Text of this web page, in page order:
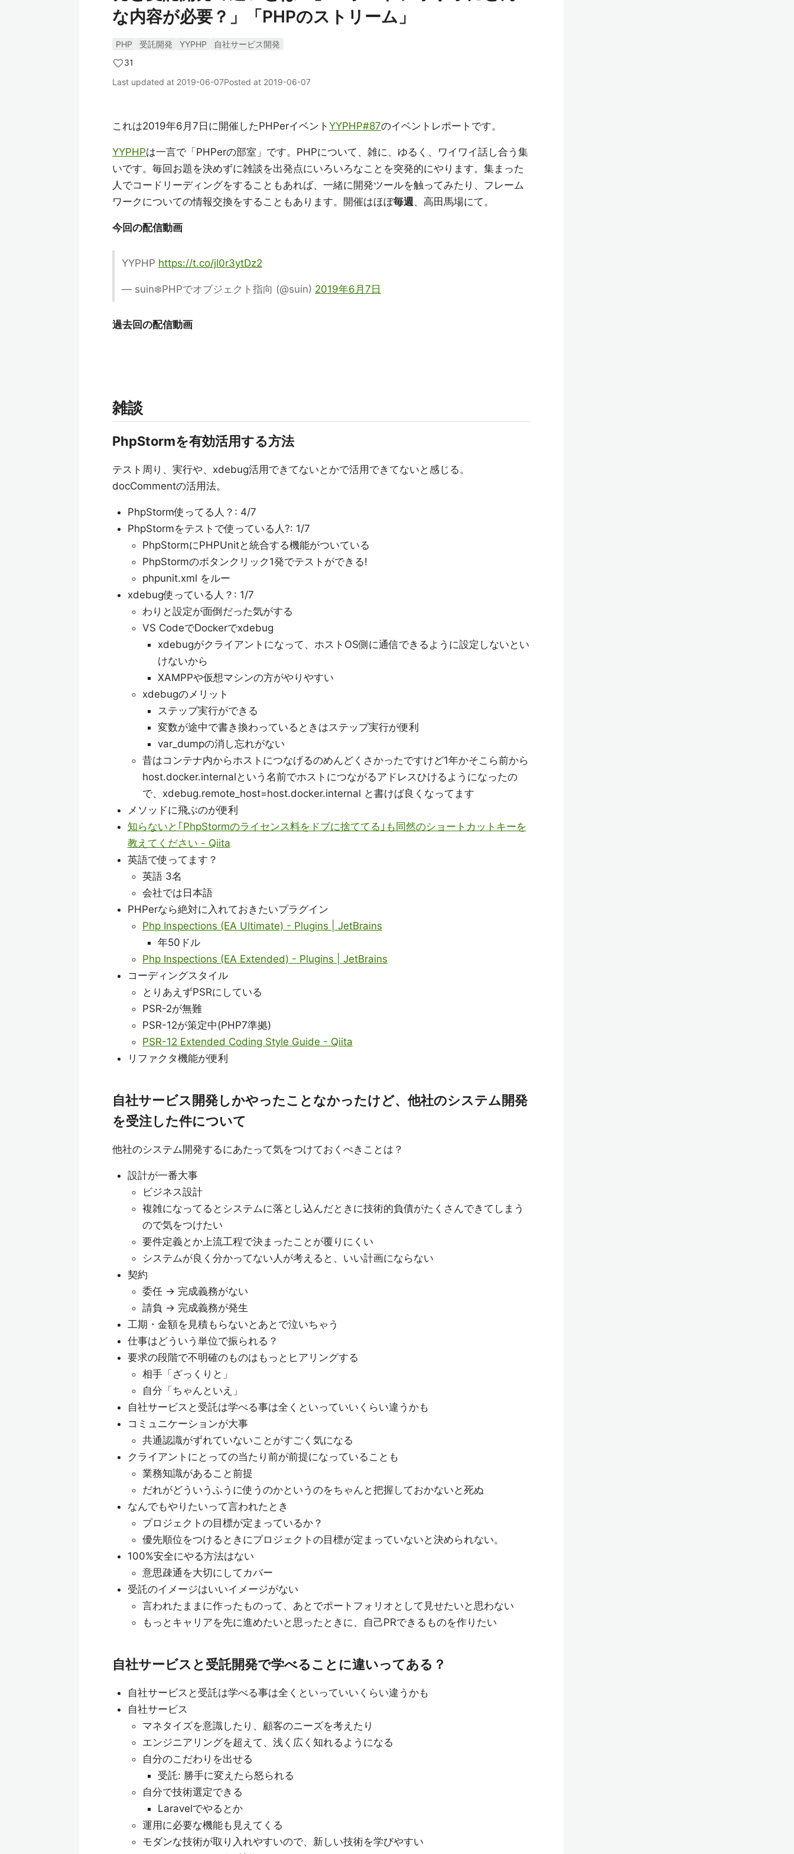
な内容が必要？」「PHPのストリーム」
PHP 受託開発 YYPHP
自社サービス開発
31
Last updated at 2019-06-07Posted at 2019-06-07
これは2019年6月7日に開催したPHPerイベント YYPHP#87のイベントレポートです。
YYPHPは一言で「PHPerの部室」です。PHPについて、雑に、ゆるく、ワイワイ話し合う集
いです。毎回お題を決めずに雑談を出発点にいろいろなことを突発的にやります。集まった
人でコードリーディングをすることもあれば、一緒に開発ツールを触ってみたり、フレーム
ワークについての情報交換をすることもあります。開催はほぼ毎週、高田馬場にて。
今回の配信動画
YYPHP https://t.co/jl0r3ytDz2
— suin❄️PHPでオブジェクト指向 (@suin) 2019年6月7日
過去回の配信動画
雑談
PhpStormを有効活用する方法
テスト周り、実行や、xdebug活用できてないとかで活用できてないと感じる。
docCommentの活用法。
PhpStorm使ってる人？: 4/7
PhpStormをテストで使っている人?: 1/7
PhpStormにPHPUnitと統合する機能がついている
PhpStormのボタンクリック1発でテストができる!
phpunit.xml をルー
xdebug使っている人？: 1/7
わりと設定が面倒だった気がする
VS CodeでDockerでxdebug
xdebugがクライアントになって、ホストOS側に通信できるように設定しないとい
けないから
XAMPPや仮想マシンの方がやりやすい
xdebugのメリット
ステップ実行ができる
変数が途中で書き換わっているときはステップ実行が便利
var_dumpの消し忘れがない
昔はコンテナ内からホストにつなげるのめんどくさかったですけど1年かそこら前から
host.docker.internalという名前でホストにつながるアドレスひけるようになったの
で、xdebug.remote_host=host.docker.internal と書けば良くなってます
メソッドに飛ぶのが便利
知らないと｢PhpStormのライセンス料をドブに捨ててる｣も同然のショートカットキーを
教えてください - Qiita
英語で使ってます？
英語 3名
会社では日本語
PHPerなら絶対に入れておきたいプラグイン
Php Inspections (EA Ultimate) - Plugins | JetBrains
年50ドル
Php Inspections (EA Extended) - Plugins | JetBrains
コーディングスタイル
とりあえずPSRにしている
PSR-2が無難
PSR-12が策定中(PHP7準拠)
PSR-12 Extended Coding Style Guide - Qiita
リファクタ機能が便利
自社サービス開発しかやったことなかったけど、他社のシステム開発
を受注した件について
他社のシステム開発するにあたって気をつけておくべきことは？
設計が一番大事
ビジネス設計
複雑になってるとシステムに落とし込んだときに技術的負債がたくさんできてしまう
ので気をつけたい
要件定義とか上流工程で決まったことが覆りにくい
システムが良く分かってない人が考えると、いい計画にならない
契約
委任 → 完成義務がない
請負 → 完成義務が発生
工期・金額を見積もらないとあとで泣いちゃう
仕事はどういう単位で振られる？
要求の段階で不明確のものはもっとヒアリングする
相手「ざっくりと」
自分「ちゃんといえ」
自社サービスと受託は学べる事は全くといっていいくらい違うかも
コミュニケーションが大事
共通認識がずれていないことがすごく気になる
クライアントにとっての当たり前が前提になっていることも
業務知識があること前提
だれがどういうふうに使うのかというのをちゃんと把握しておかないと死ぬ
なんでもやりたいって言われたとき
プロジェクトの目標が定まっているか？
優先順位をつけるときにプロジェクトの目標が定まっていないと決められない。
100%安全にやる方法はない
意思疎通を大切にしてカバー
受託のイメージはいいイメージがない
言われたままに作ったものって、あとでポートフォリオとして見せたいと思わない
もっとキャリアを先に進めたいと思ったときに、自己PRできるものを作りたい
自社サービスと受託開発で学べることに違いってある？
自社サービスと受託は学べる事は全くといっていいくらい違うかも
自社サービス
マネタイズを意識したり、顧客のニーズを考えたり
エンジニアリングを超えて、浅く広く知れるようになる
自分のこだわりを出せる
受託: 勝手に変えたら怒られる
自分で技術選定できる
Laravelでやるとか
運用に必要な機能も見えてくる
モダンな技術が取り入れやすいので、新しい技術を学びやすい